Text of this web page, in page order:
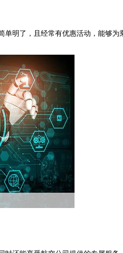
明了，且经常有优惠活动，能够为